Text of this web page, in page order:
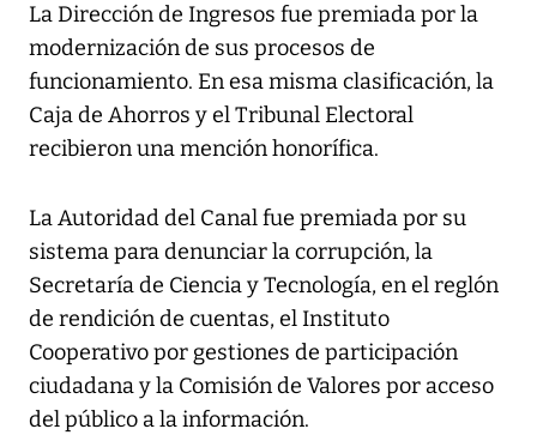
La Dirección de Ingresos fue premiada por la
modernización de sus procesos de
funcionamiento. En esa misma clasificación, la
Caja de Ahorros y el Tribunal Electoral
recibieron una mención honorífica.
La Autoridad del Canal fue premiada por su
sistema para denunciar la corrupción, la
Secretaría de Ciencia y Tecnología, en el reglón
de rendición de cuentas, el Instituto
Cooperativo por gestiones de participación
ciudadana y la Comisión de Valores por acceso
del público a la información.